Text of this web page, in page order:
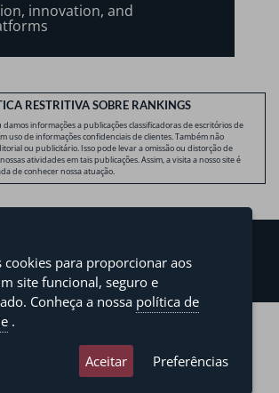
innovation, and
RESTRITIVA SOBRE RANKINGS
informações a publicações classificadoras de escritórios de
uso de informações confidenciais de clientes. Também não
ou publicitário. Isso pode levar a omissão ou distorção de
atividades em tais publicações. Assim, a visita a nosso site é
de conhecer nossa atuação.
Salomão Advogados - Todos os direitos reservados
Termos de Uso
cookies para proporcionar aos
site funcional, seguro e
Conheça a nossa política de
.
Aceitar Preferências